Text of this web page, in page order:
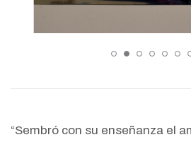
“Sembró con su enseñanza el